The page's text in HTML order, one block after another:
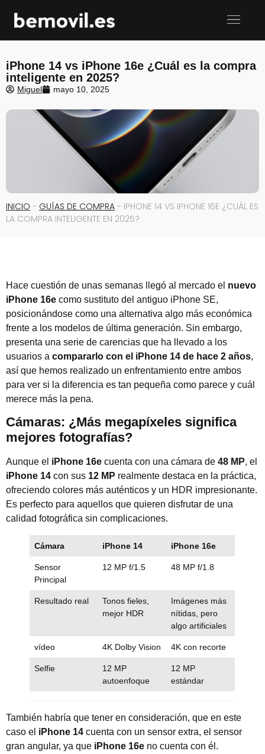
INICIO - GUÍAS DE COMPRA - IPHONE 14 VS IPHONE 16E ¿CUÁL ES
LA COMPRA INTELIGENTE EN 2025?
iPhone 14 vs iPhone 16e ¿Cuál es la compra
inteligente en 2025?
Miguel mayo 10, 2025
Hace cuestión de unas semanas llegó al mercado el nuevo
iPhone 16e como sustituto del antiguo iPhone SE,
posicionándose como una alternativa algo más económica
frente a los modelos de última generación. Sin embargo,
presenta una serie de carencias que ha llevado a los
usuarios a compararlo con el iPhone 14 de hace 2 años,
así que hemos realizado un enfrentamiento entre ambos
para ver si la diferencia es tan pequeña como parece y cuál
merece más la pena.
Cámaras: ¿Más megapíxeles significa
mejores fotografías?
Aunque el iPhone 16e cuenta con una cámara de 48 MP, el
iPhone 14 con sus 12 MP realmente destaca en la práctica,
ofreciendo colores más auténticos y un HDR impresionante.
Es perfecto para aquellos que quieren disfrutar de una
calidad fotográfica sin complicaciones.
Cámara iPhone 14 iPhone 16e
Sensor
Principal
12 MP f/1.5 48 MP f/1.8
Resultado real
Tonos fieles,
mejor HDR
Imágenes más
nítidas, pero
algo artificiales
vídeo 4K Dolby Vision 4K con recorte
Selfie
12 MP
autoenfoque
12 MP
estándar
También habría que tener en consideración, que en este
caso el iPhone 14 cuenta con un sensor extra, el sensor
gran angular, ya que iPhone 16e no cuenta con él.